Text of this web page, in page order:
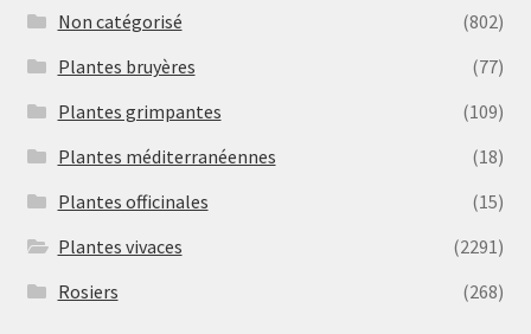
Non catégorisé
(802)
Plantes bruyères
(77)
Plantes grimpantes
(109)
Plantes méditerranéennes
(18)
Plantes officinales
(15)
Plantes vivaces
(2291)
Rosiers
(268)